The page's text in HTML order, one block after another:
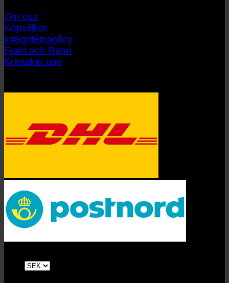
Om oss
Köpvillkor
Integritetspolicy
Frakt och Retur
Kontakta oss